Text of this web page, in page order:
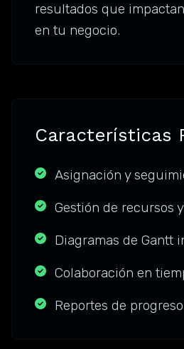
resultados que
en tu negocio.
Características
Asignación y
Gestión de recursos
Diagramas de Gantt
Colaboración en
Reportes de